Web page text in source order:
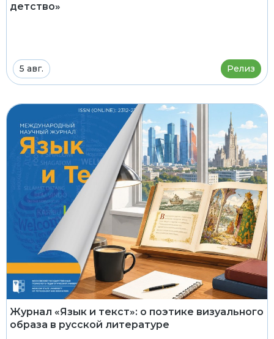
детство»
5 авг. Релиз
Журнал «Язык и текст»: о поэтике визуального
образа в русской литературе